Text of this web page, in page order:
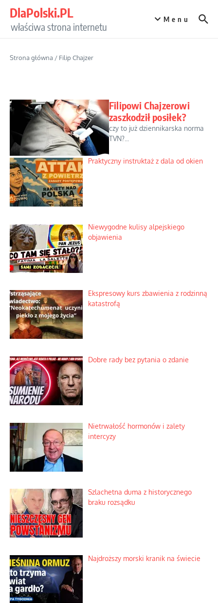
DlaPolski.PL
właściwa strona internetu
Menu
Strona główna / Filip Chajzer
Filipowi Chajzerowi
zaszkodził posiłek?
czy to już dziennikarska norma
TVN?...
Praktyczny instruktaż z dala od okien
Niewygodne kulisy alpejskiego
objawienia
Ekspresowy kurs zbawienia z rodzinną
katastrofą
Dobre rady bez pytania o zdanie
Nietrwałość hormonów i zalety
intercyzy
Szlachetna duma z historycznego
braku rozsądku
Najdroższy morski kranik na świecie